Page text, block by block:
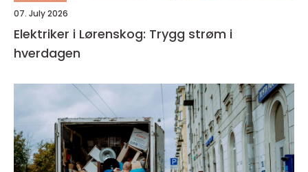
07. July 2026
Elektriker i Lørenskog: Trygg strøm i
hverdagen